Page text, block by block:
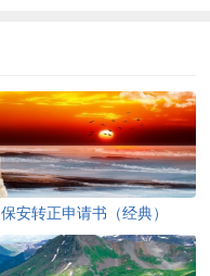
保安转正申请书（经典）